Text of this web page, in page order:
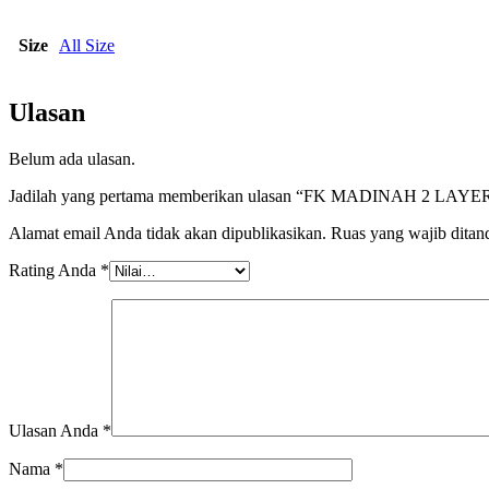
Size All Size
Ulasan
Belum ada ulasan.
Jadilah yang pertama memberikan ulasan “FK MADINAH 2
Alamat email Anda tidak akan dipublikasikan. Ruas yang wajib
Rating Anda *
Ulasan Anda *
Nama *